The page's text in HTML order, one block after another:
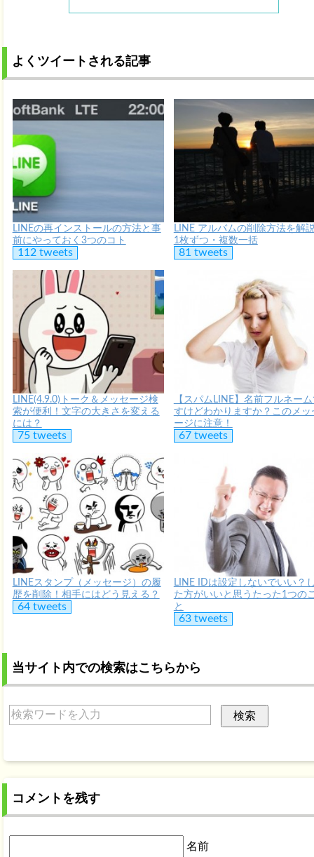
よくツイートされる記事
LINEの再インストールの方法と事
前にやっておく3つのコト
112 tweets
LINE アルバムの削除方法を解
1枚ずつ・複数一括
81 tweets
LINE(4.9.0)トーク＆メッセージ検
索が便利！文字の大きさを変える
には？
75 tweets
【スパムLINE】名前フルネー
すけどわかりますか？このメッ
ージに注意！
67 tweets
LINEスタンプ（メッセージ）の履
歴を削除！相手にはどう見える？
64 tweets
LINE IDは設定しないでいい？
た方がいいと思うたった1つの
と
63 tweets
当サイト内での検索はこちらから
コメントを残す
名前